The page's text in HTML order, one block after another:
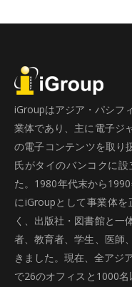
iGroupはアジア・パシフ
業体であり、主に電子ジ
の電子コンテンツを取り
氏がタイのバンコクに
た。1980年代末から
にiGroupとして事業体
く、出版社・図書館と一
者、教育者、学生、医師
きました。現在、全アジ
で26のオフィスと1000